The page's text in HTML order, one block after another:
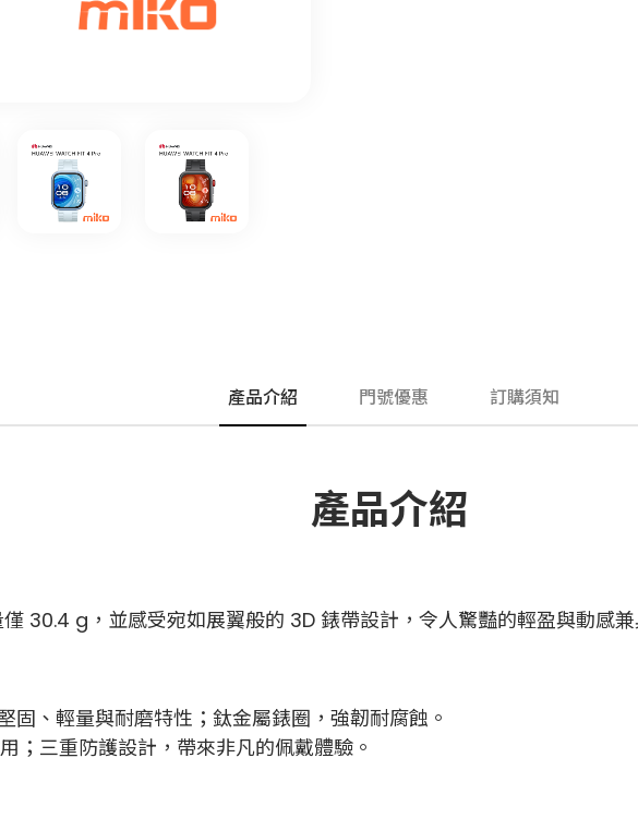
產品介紹 門號優惠 訂購須知
產品介紹
30.4 g，並感受宛如展翼般的 3D 錶帶設計，令人驚豔的輕盈與動感
、輕量與耐磨特性；鈦金屬錶圈，強韌耐腐蝕。
；三重防護設計，帶來非凡的佩戴體驗。